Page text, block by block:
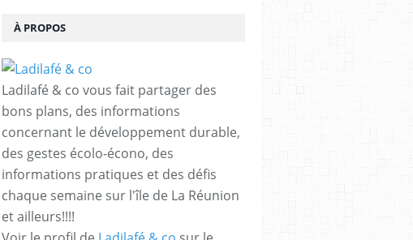
À PROPOS
Ladilafé & co vous fait partager des
bons plans, des informations
concernant le développement durable,
des gestes écolo-écono, des
informations pratiques et des défis
chaque semaine sur l'île de La Réunion
et ailleurs!!!!